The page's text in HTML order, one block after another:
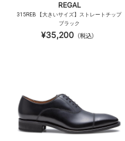
REGAL
315REB 【大きいサイズ】ストレートチップ
ブラック
¥35,200 （税込）